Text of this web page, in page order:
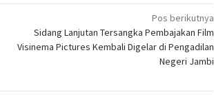
Pos berikutnya
Sidang Lanjutan Tersangka Pembajakan Film
Visinema Pictures Kembali Digelar di Pengadilan
Negeri Jambi